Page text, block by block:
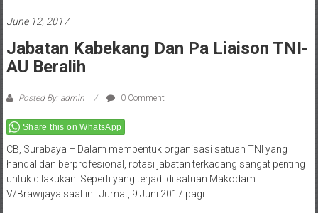
June 12, 2017
Jabatan Kabekang Dan Pa Liaison TNI-
AU Beralih
Posted By: admin 0 Comment
Share this on WhatsApp
CB, Surabaya – Dalam membentuk organisasi satuan TNI yang
handal dan berprofesional, rotasi jabatan terkadang sangat penting
untuk dilakukan. Seperti yang terjadi di satuan Makodam
V/Brawijaya saat ini. Jumat, 9 Juni 2017 pagi.